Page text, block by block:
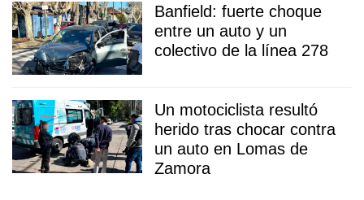
Banfield: fuerte choque
entre un auto y un
colectivo de la línea 278
Un motociclista resultó
herido tras chocar contra
un auto en Lomas de
Zamora